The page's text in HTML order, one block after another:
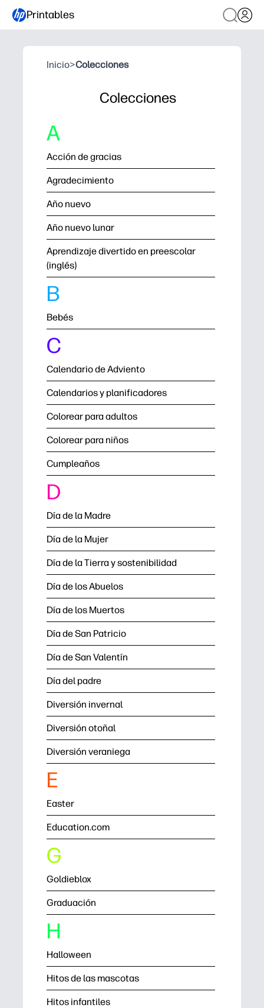
Printables
Inicio>Colecciones
Colecciones
A
Acción de gracias
Agradecimiento
Año nuevo
Año nuevo lunar
Aprendizaje divertido en preescolar
(inglés)
B
Bebés
C
Calendario de Adviento
Calendarios y planificadores
Colorear para adultos
Colorear para niños
Cumpleaños
D
Día de la Madre
Día de la Mujer
Día de la Tierra y sostenibilidad
Día de los Abuelos
Día de los Muertos
Día de San Patricio
Día de San Valentín
Día del padre
Diversión invernal
Diversión otoñal
Diversión veraniega
E
Easter
Education.com
G
Goldieblox
Graduación
H
Halloween
Hitos de las mascotas
Hitos infantiles